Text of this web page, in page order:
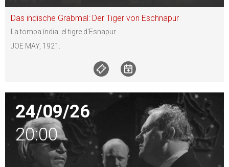
Das indische Grabmal: Der Tiger von Eschnapur
La tomba índia: el tigre d'Esnapur
JOE MAY, 1921.
24/09/26
20:00